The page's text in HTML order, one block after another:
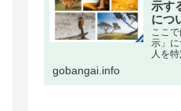
示す
につ
ここ
示」
人を
場合
ただ
個人
gobangai.info